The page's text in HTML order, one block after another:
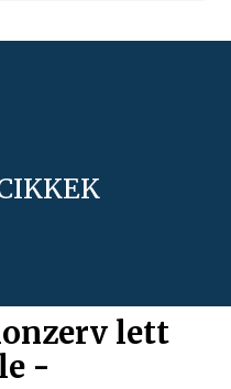
lett
-